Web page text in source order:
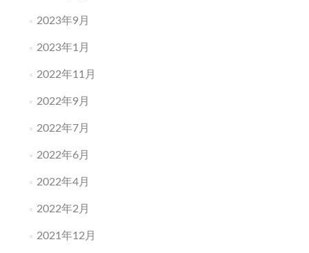
2023年9月
2023年1月
2022年11月
2022年9月
2022年7月
2022年6月
2022年4月
2022年2月
2021年12月